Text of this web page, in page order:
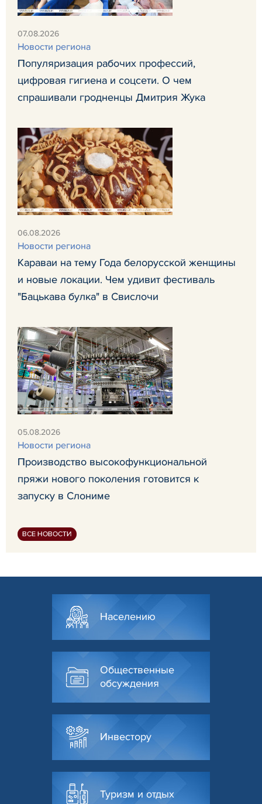
07.08.2026
Новости региона
Популяризация рабочих профессий,
цифровая гигиена и соцсети. О чем
спрашивали гродненцы Дмитрия Жука
06.08.2026
Новости региона
Караваи на тему Года белорусской женщины
и новые локации. Чем удивит фестиваль
"Бацькава булка" в Свислочи
05.08.2026
Новости региона
Производство высокофункциональной
пряжи нового поколения готовится к
запуску в Слониме
ВСЕ НОВОСТИ
Населению
Общественные
обсуждения
Инвестору
Туризм и отдых